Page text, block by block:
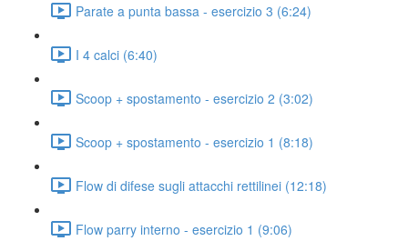
Parate a punta bassa - esercizio 3 (6:24)
I 4 calci (6:40)
Scoop + spostamento - esercizio 2 (3:02)
Scoop + spostamento - esercizio 1 (8:18)
Flow di difese sugli attacchi rettilinei (12:18)
Flow parry interno - esercizio 1 (9:06)